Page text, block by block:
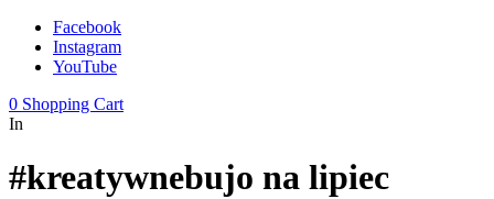
Facebook
Instagram
YouTube
0 Shopping Cart
In
#kreatywnebujo na lipiec